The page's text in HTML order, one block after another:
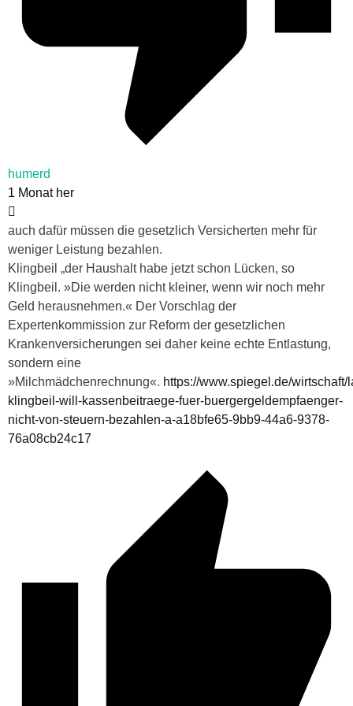
humerd
1 Monat her
auch dafür müssen die gesetzlich Versicherten mehr für
weniger Leistung bezahlen.
Klingbeil „der Haushalt habe jetzt schon Lücken, so
Klingbeil. »Die werden nicht kleiner, wenn wir noch mehr
Geld herausnehmen.« Der Vorschlag der
Expertenkommission zur Reform der gesetzlichen
Krankenversicherungen sei daher keine echte Entlastung,
sondern eine
»Milchmädchenrechnung«. https://www.spiegel.de/wirtschaft/
klingbeil-will-kassenbeitraege-fuer-buergergeldempfaenger-
nicht-von-steuern-bezahlen-a-a18bfe65-9bb9-44a6-9378-
76a08cb24c17